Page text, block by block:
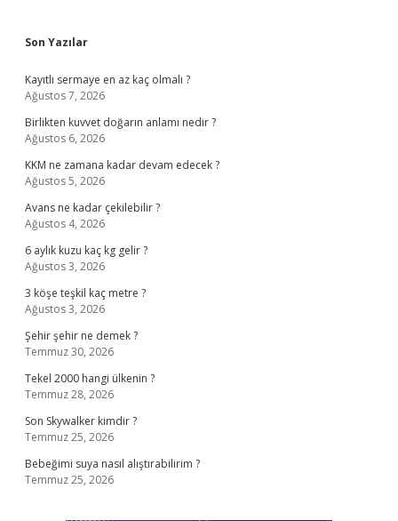
Sidebar
Son Yazılar
Kayıtlı sermaye en az kaç olmalı ?
Ağustos 7, 2026
Birlikten kuvvet doğarın anlamı nedir ?
Ağustos 6, 2026
KKM ne zamana kadar devam edecek ?
Ağustos 5, 2026
Avans ne kadar çekilebilir ?
Ağustos 4, 2026
6 aylık kuzu kaç kg gelir ?
Ağustos 3, 2026
3 köşe teşkil kaç metre ?
Ağustos 3, 2026
Şehir şehir ne demek ?
Temmuz 30, 2026
Tekel 2000 hangi ülkenin ?
Temmuz 28, 2026
Son Skywalker kimdir ?
Temmuz 25, 2026
Bebeğimi suya nasıl alıştırabilirim ?
Temmuz 25, 2026